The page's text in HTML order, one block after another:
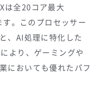
全20コア最大
。このプロセッサー
、AI処理に特化した
より、ゲーミングや
においても優れたパフ